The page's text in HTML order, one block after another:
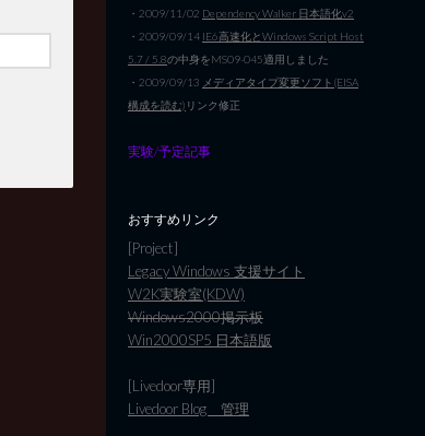
・2009/11/02 Dependency Walker 日本語化v2
・2009/09/14 IE6高速化とWindows Script Host
5.7 / 5.8の中身をMS09-045適用しました
・2009/09/13 メディアタイプ変更ソフト(EISA
構成を読む) リンク修正
実験/予定記事
おすすめリンク
[Project]
Legacy Windows 支援サイト
W2K実験室(KDW)
Windows2000掲示板
Win2000SP5 日本語版
[Livedoor専用]
Livedoor Blog 管理